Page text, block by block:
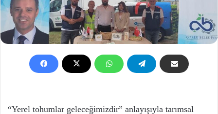
“Yerel tohumlar geleceğimizdir” anlayışıyla tarımsal